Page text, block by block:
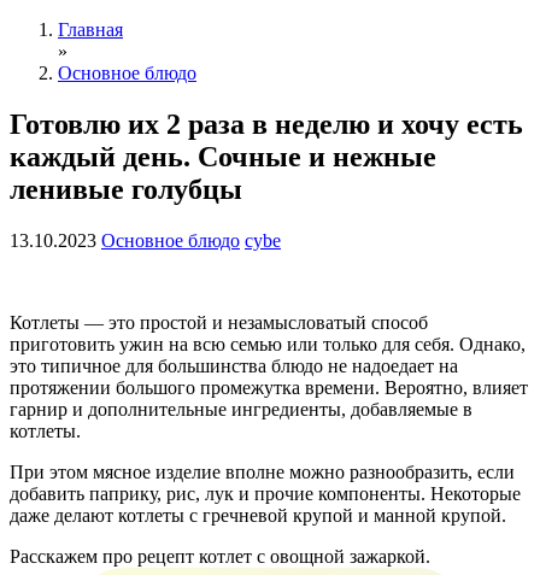
Главная
»
Основное блюдо
Готовлю их 2 раза в неделю и хочу есть
каждый день. Сочные и нежные
ленивые голубцы
13.10.2023 Основное блюдо cybe
Котлеты — это простой и незамысловатый способ
приготовить ужин на всю семью или только для себя. Однако,
это типичное для большинства блюдо не надоедает на
протяжении большого промежутка времени. Вероятно, влияет
гарнир и дополнительные ингредиенты, добавляемые в
котлеты.
При этом мясное изделие вполне можно разнообразить, если
добавить паприку, рис, лук и прочие компоненты. Некоторые
даже делают котлеты с гречневой крупой и манной крупой.
Расскажем про рецепт котлет с овощной зажаркой.